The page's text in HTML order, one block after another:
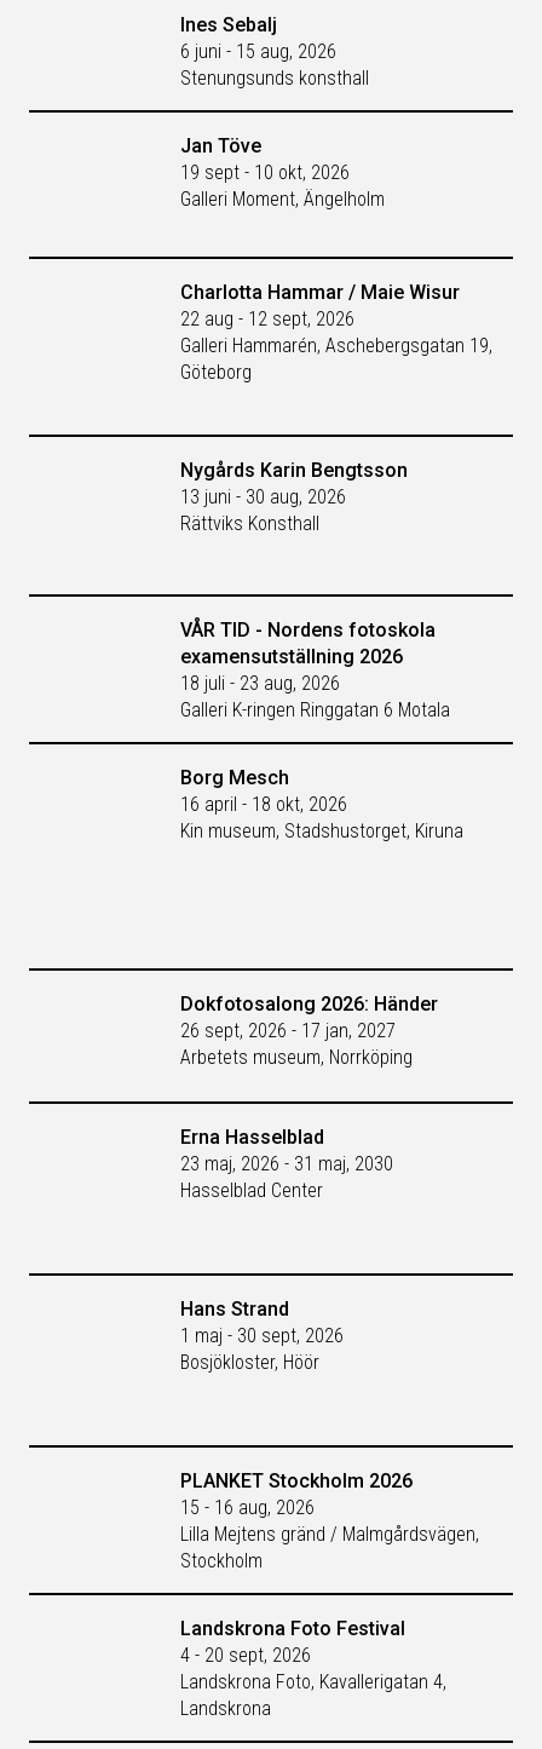
Ines Sebalj
6 juni - 15 aug, 2026
Stenungsunds konsthall
Jan Töve
19 sept - 10 okt, 2026
Galleri Moment, Ängelholm
Charlotta Hammar / Maie Wisur
22 aug - 12 sept, 2026
Galleri Hammarén, Aschebergsgatan 19,
Göteborg
Nygårds Karin Bengtsson
13 juni - 30 aug, 2026
Rättviks Konsthall
VÅR TID - Nordens fotoskola
examensutställning 2026
18 juli - 23 aug, 2026
Galleri K-ringen Ringgatan 6 Motala
Borg Mesch
16 april - 18 okt, 2026
Kin museum, Stadshustorget, Kiruna
Dokfotosalong 2026: Händer
26 sept, 2026 - 17 jan, 2027
Arbetets museum, Norrköping
Erna Hasselblad
23 maj, 2026 - 31 maj, 2030
Hasselblad Center
Hans Strand
1 maj - 30 sept, 2026
Bosjökloster, Höör
PLANKET Stockholm 2026
15 - 16 aug, 2026
Lilla Mejtens gränd / Malmgårdsvägen,
Stockholm
Landskrona Foto Festival
4 - 20 sept, 2026
Landskrona Foto, Kavallerigatan 4,
Landskrona